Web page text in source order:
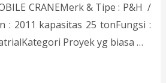
CRANEMerk & Tipe : P&H /
: 2011 kapasitas 25 tonFungsi :
Proyek yg biasa …